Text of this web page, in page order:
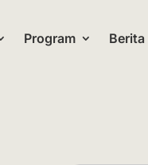
Program Berita